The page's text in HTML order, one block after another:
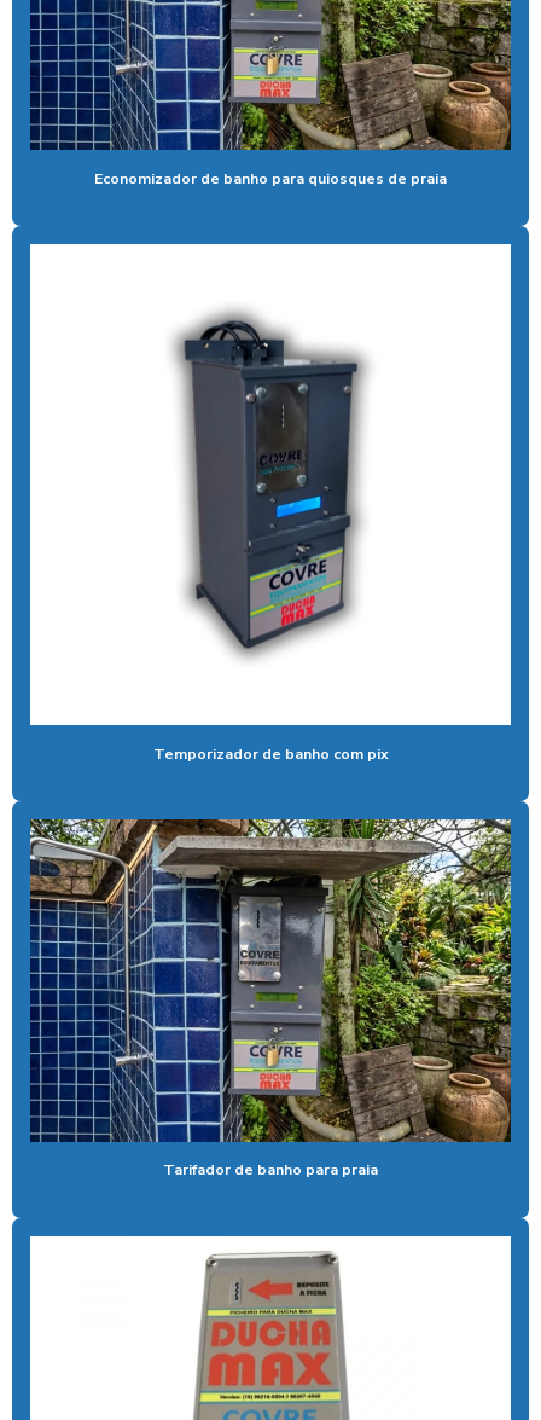
Aspirador de pó industrial para carros
Aspirador de pó de moeda
Aspirador de pó self service
Aspirador profissional para carros
Aspirador self service para eletroposto
Aspirador self service onde encontrar
Aspirador self service pagamento pix
Aspirador self service com pix
Aspirador self service pix preço
Aspirador self service preço
Bomba de alta pressão com controle remoto
Bomba para lavar caminhão
Cal liquida para tratamento de agua
Cal para tratamento de água
Calibrador pneu moedeiro
Calibrador de pneus com pagamento via pix
Cera de máquina
Coagulante orgânico tanino
Controlador de banho digital
Economizador de banho para quiosques de praia
Temporizador de banho com pix
Tarifador de banho para praia